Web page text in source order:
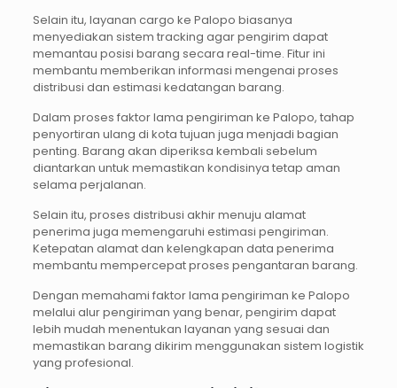
Selain itu, layanan cargo ke Palopo biasanya
menyediakan sistem tracking agar pengirim dapat
memantau posisi barang secara real-time. Fitur ini
membantu memberikan informasi mengenai proses
distribusi dan estimasi kedatangan barang.
Dalam proses faktor lama pengiriman ke Palopo, tahap
penyortiran ulang di kota tujuan juga menjadi bagian
penting. Barang akan diperiksa kembali sebelum
diantarkan untuk memastikan kondisinya tetap aman
selama perjalanan.
Selain itu, proses distribusi akhir menuju alamat
penerima juga memengaruhi estimasi pengiriman.
Ketepatan alamat dan kelengkapan data penerima
membantu mempercepat proses pengantaran barang.
Dengan memahami faktor lama pengiriman ke Palopo
melalui alur pengiriman yang benar, pengirim dapat
lebih mudah menentukan layanan yang sesuai dan
memastikan barang dikirim menggunakan sistem logistik
yang profesional.